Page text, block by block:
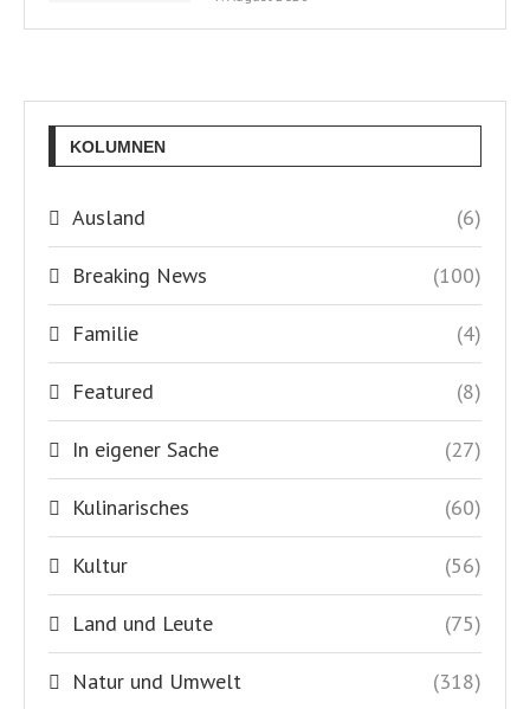
KOLUMNEN
Ausland (6)
Breaking News (100)
Familie (4)
Featured (8)
In eigener Sache (27)
Kulinarisches (60)
Kultur (56)
Land und Leute (75)
Natur und Umwelt (318)